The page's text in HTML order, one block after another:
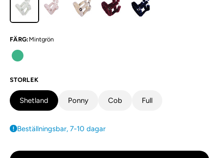
FÄRG: Mintgrön
STORLEK
Shetland Ponny Cob Full
Beställningsbar, 7-10 dagar